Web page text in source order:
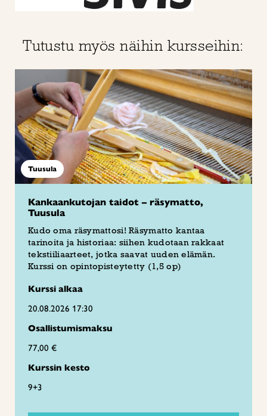
Tutustu myös näihin kursseihin:
Tuusula
Kankaankutojan taidot – räsymatto,
Tuusula
Kudo oma räsymattosi! Räsymatto kantaa
tarinoita ja historiaa: siihen kudotaan rakkaat
tekstiiliaarteet, jotka saavat uuden elämän.
Kurssi on opintopisteytetty (1,5 op)
Kurssi alkaa
20.08.2026 17:30
Osallistumismaksu
77,00 €
Kurssin kesto
9+3